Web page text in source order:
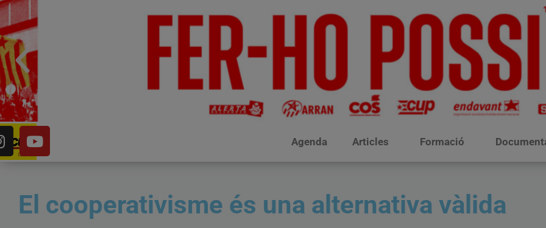
Agenda Articles Formació
El cooperativisme és una alternativa vàlida